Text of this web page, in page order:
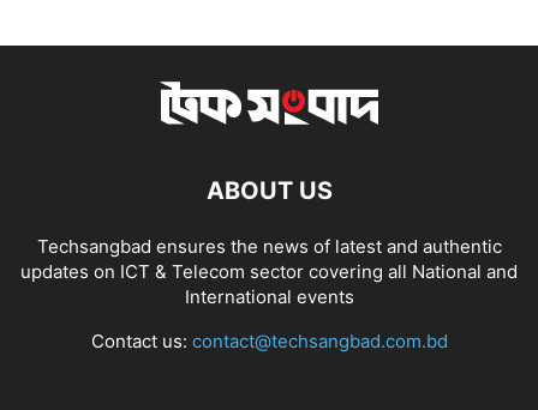
ABOUT US
Techsangbad ensures the news of latest and authentic
updates on ICT & Telecom sector covering all National and
International events
Contact us: contact@techsangbad.com.bd